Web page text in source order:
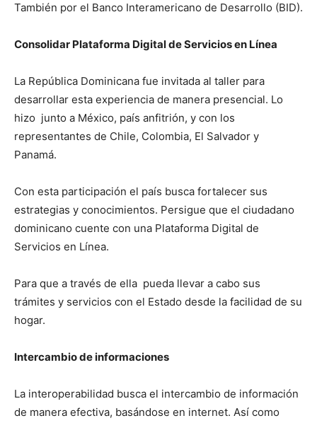
También por el Banco Interamericano de Desarrollo (BID).
Consolidar Plataforma Digital de Servicios en Línea
La República Dominicana fue invitada al taller para
desarrollar esta experiencia de manera presencial. Lo
hizo junto a México, país anfitrión, y con los
representantes de Chile, Colombia, El Salvador y
Panamá.
Con esta participación el país busca fortalecer sus
estrategias y conocimientos. Persigue que el ciudadano
dominicano cuente con una Plataforma Digital de
Servicios en Línea.
Para que a través de ella pueda llevar a cabo sus
trámites y servicios con el Estado desde la facilidad de su
hogar.
Intercambio de informaciones
La interoperabilidad busca el intercambio de información
de manera efectiva, basándose en internet. Así como